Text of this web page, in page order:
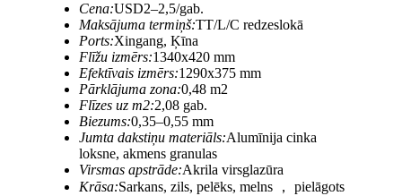
Cena:USD2–2,5/gab.
Maksājuma termiņš:TT/L/C redzeslokā
Ports:Xingang, Ķīna
Flīžu izmērs:1340x420 mm
Efektīvais izmērs:1290x375 mm
Pārklājuma zona:0,48 m2
Flīzes uz m2:2,08 gab.
Biezums:0,35–0,55 mm
Jumta dakstiņu materiāls:Alumīnija cinka
loksne, akmens granulas
Virsmas apstrāde:Akrila virsglazūra
Krāsa:Sarkans, zils, pelēks, melns ， pielāgots